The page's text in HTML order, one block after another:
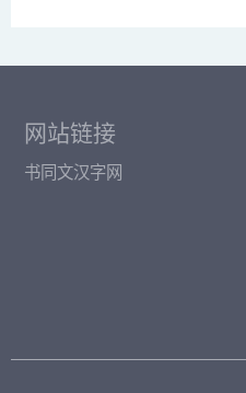
网站链接
书同文汉字网